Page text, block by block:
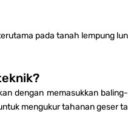
pada tanah lempung
dengan memasukkan
mengukur tahanan geser